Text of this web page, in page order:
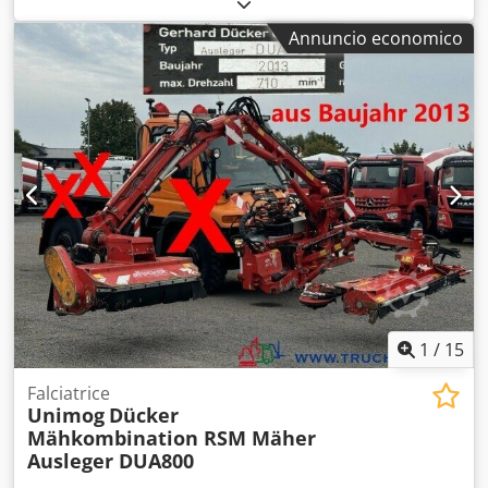
dispositivo di 1000 mm (in combinazione) * SICUREZZA
STOP: accensione/spegnimento elettrico dell’albero delle
lame dalla console di comando, inclusa valvola freno (il
tempo di fermata della lama viene limitato a circa 4 sec.) *
Contaore di esercizio * Automazione tastatore: controllo
della testa di taglio per evitare ostacoli. La velocità di
adattamento del movimento del dispositivo può essere
regolata
a 3 punti per trattore * Coltello ad ala H60 Codpjrhy H Rofx
Aamorf * Rulli di supporto * Dispositivo di triturazione *
Presa di forza con ruota libera * Contenitore di raccolta
con scarico idraulico del fondo * Velocità di rotazione 2.650
giri/min. * Indicatore di livello di riempimento -----Numero
interno del veicolo: 8427 Supporto WhatsApp disponibile!
Per domande sul veicolo o ulteriori informazioni,
contattateci comodamente via WhatsApp Whatsapp
Whatsapp ----Salvo errori e vendita intermedia.
Annuncio economico
1 / 15
Falciatrice
Unimog Dücker
Mähkombination RSM Mäher
Ausleger DUA800